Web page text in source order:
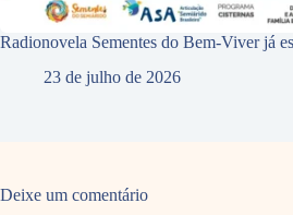
Radionovela Sementes do Bem-Viver já
23 de julho de 2026
Deixe um comentário